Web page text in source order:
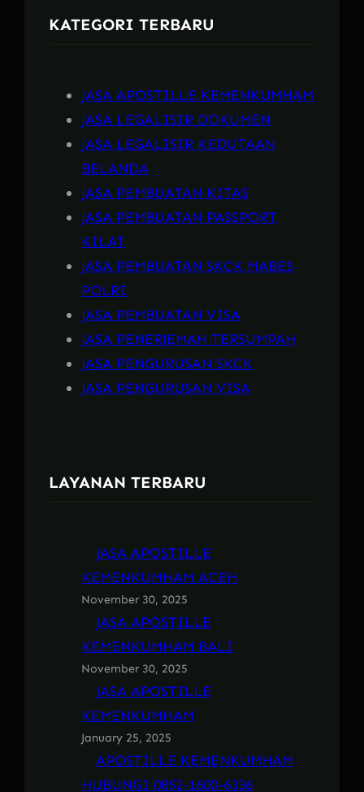
h
KATEGORI TERBARU
JASA APOSTILLE KEMENKUMHAM
JASA LEGALISIR DOKUMEN
JASA LEGALISIR KEDUTAAN
BELANDA
JASA PEMBUATAN KITAS
JASA PEMBUATAN PASSPORT
KILAT
JASA PEMBUATAN SKCK MABES
POLRI
JASA PEMBUATAN VISA
JASA PENERJEMAH TERSUMPAH
JASA PENGURUSAN SKCK
JASA PENGURUSAN VISA
LAYANAN TERBARU
JASA APOSTILLE
KEMENKUMHAM ACEH
November 30, 2025
JASA APOSTILLE
KEMENKUMHAM BALI
November 30, 2025
JASA APOSTILLE
KEMENKUMHAM
January 25, 2025
APOSTILLE KEMENKUMHAM
HUBUNGI 0852-1600-6336